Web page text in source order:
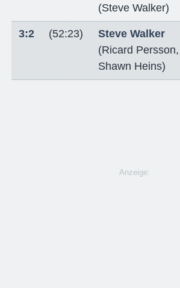
(Steve Walker)
3:2 (52:23)
Steve Walker
(Ricard Persson,
Shawn Heins)
Anzeige: